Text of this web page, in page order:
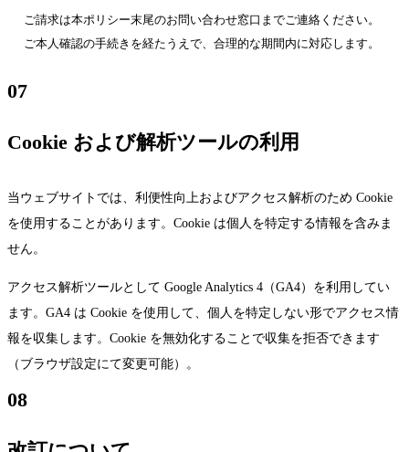
ご請求は本ポリシー末尾のお問い合わせ窓口までご連絡ください。
ご本人確認の手続きを経たうえで、合理的な期間内に対応します。
07
Cookie および解析ツールの利用
当ウェブサイトでは、利便性向上およびアクセス解析のため Cookie
を使用することがあります。Cookie は個人を特定する情報を含みま
せん。
アクセス解析ツールとして Google Analytics 4（GA4）を利用してい
ます。GA4 は Cookie を使用して、個人を特定しない形でアクセス情
報を収集します。Cookie を無効化することで収集を拒否できます
（ブラウザ設定にて変更可能）。
08